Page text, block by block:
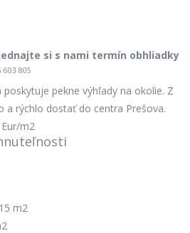
si s nami termín obhliadky
603 805
pekne výhľady na okolie. Z
a rýchlo dostať do centra Prešova.
m2
m2